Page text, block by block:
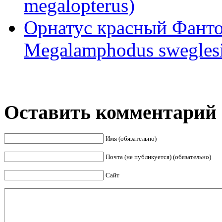
megalopterus)
Орнатус красный
Megalamphodus
Оставить комментарий
Имя (обязательно)
Почта (не публикуется) (обязательно)
Сайт